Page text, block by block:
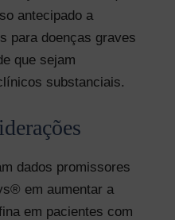
antecipado a
para doenças graves
que sejam
substanciais.
dados promissores
em aumentar a
em pacientes com